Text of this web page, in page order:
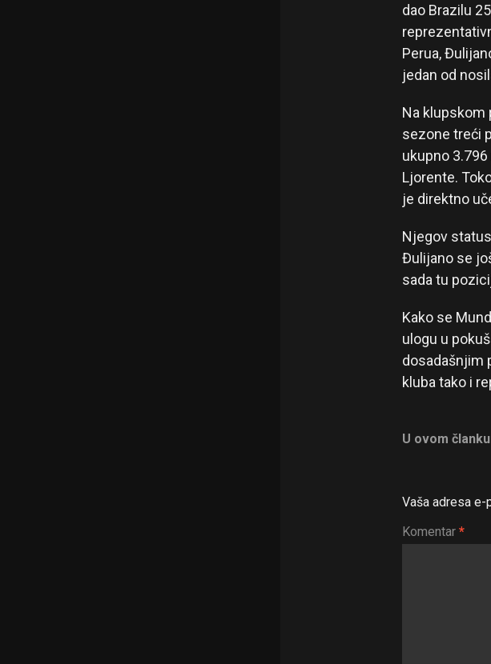
dao Brazilu
Perua,
jedan od
Na klupskom
sezone treći
ukupno
Ljorente.
je direktno
Njegov
Đulijano se
sada tu
Kako se
ulogu u
dosadašnjim
kluba tako i
U ovom
Vaša adresa e-
Komentar *